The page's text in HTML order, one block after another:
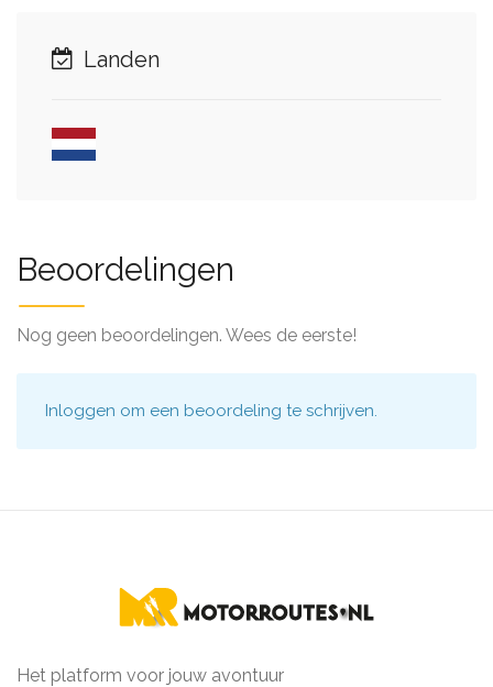
Landen
Beoordelingen
Nog geen beoordelingen. Wees de eerste!
Inloggen om een beoordeling te schrijven.
Het platform voor jouw avontuur